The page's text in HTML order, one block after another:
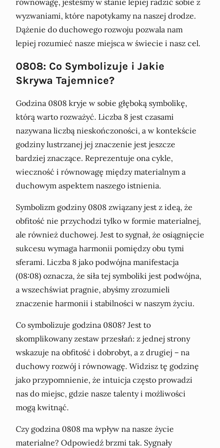
wyzwaniami, które napotykamy na naszej drodze.
Dążenie do duchowego rozwoju pozwala nam
lepiej rozumieć nasze miejsca w świecie i nasz cel.
0808: Co Symbolizuje i Jakie
Skrywa Tajemnice?
Godzina 0808 kryje w sobie głęboką symbolikę,
którą warto rozważyć. Liczba 8 jest czasami
nazywana liczbą nieskończoności, a w kontekście
godziny lustrzanej jej znaczenie jest jeszcze
bardziej znaczące. Reprezentuje ona cykle,
wieczność i równowagę między materialnym a
duchowym aspektem naszego istnienia.
Symbolizm godziny 0808 związany jest z ideą, że
obfitość nie przychodzi tylko w formie materialnej,
ale również duchowej. Jest to sygnał, że osiągnięcie
sukcesu wymaga harmonii pomiędzy obu tymi
sferami. Liczba 8 jako podwójna manifestacja
(08:08) oznacza, że siła tej symboliki jest podwójna,
a wszechświat pragnie, abyśmy zrozumieli
znaczenie harmonii i stabilności w naszym życiu.
Co symbolizuje godzina 0808? Jest to
skomplikowany zestaw przesłań: z jednej strony
wskazuje na obfitość i dobrobyt, a z drugiej – na
duchowy rozwój i równowagę. Widzisz tę godzinę
jako przypomnienie, że intuicja często prowadzi
nas do miejsc, gdzie nasze talenty i możliwości
mogą kwitnąć.
Czy godzina 0808 ma wpływ na nasze życie
materialne? Odpowiedź brzmi tak. Sygnały